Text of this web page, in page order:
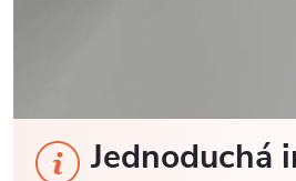
Jednoduchá